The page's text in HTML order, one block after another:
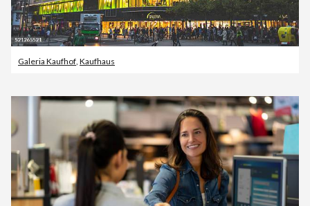
Galeria Kaufhof, Kaufhaus